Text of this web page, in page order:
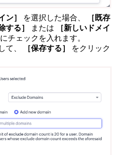
ン］ を選択した場合、
［既存
する］
または
［新しいドメイ
にチェックを入れます。
て、
［保存する］
をクリック